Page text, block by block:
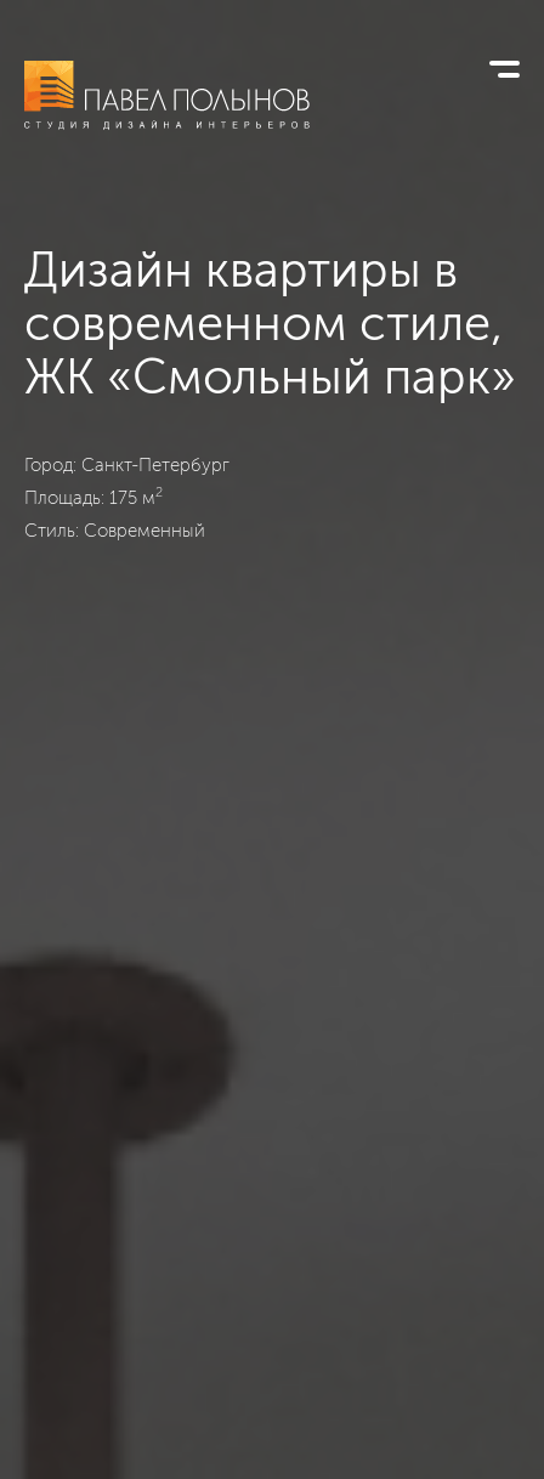
Дизайн квартиры в
современном стиле,
ЖК «Смольный парк»
ЖК «Смольный парк», Санкт-Петербург, Современный, 175
Город: Санкт-Петербург
Площадь: 175 м2
Стиль: Современный